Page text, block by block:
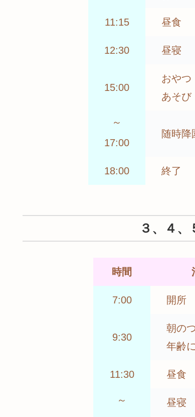
11:15 昼食
12:30 昼寝
15:00
おやつ
あそび
～
17:00
随時降
18:00 終了
３、４、
時間
7:00 開所
9:30
朝の
年齢
11:30 昼食
～ 昼寝